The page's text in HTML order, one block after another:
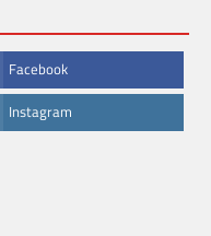
Facebook
Instagram